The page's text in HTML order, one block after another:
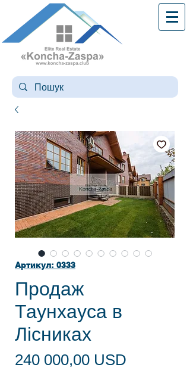
Артикул: 0333
Продаж
Таунхауса в
Лісниках
240 000,00 USD